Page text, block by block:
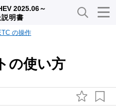
2025.06～
明書
の操作
の使い方